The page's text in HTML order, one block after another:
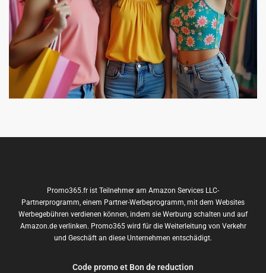
Promo365.fr ist Teilnehmer am Amazon Services LLC-
Partnerprogramm, einem Partner-Werbeprogramm, mit dem Websites
Werbegebühren verdienen können, indem sie Werbung schalten und auf
Amazon.de verlinken. Promo365 wird für die Weiterleitung von Verkehr
und Geschäft an diese Unternehmen entschädigt.
Code promo et Bon de reduction